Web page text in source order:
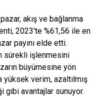
akış ve bağlanma
2023'te %61,56 ile en
payını elde etti.
sürekli işlenmesini
büyümesine yön
verim, azaltılmış
avantajlar sunuyor.